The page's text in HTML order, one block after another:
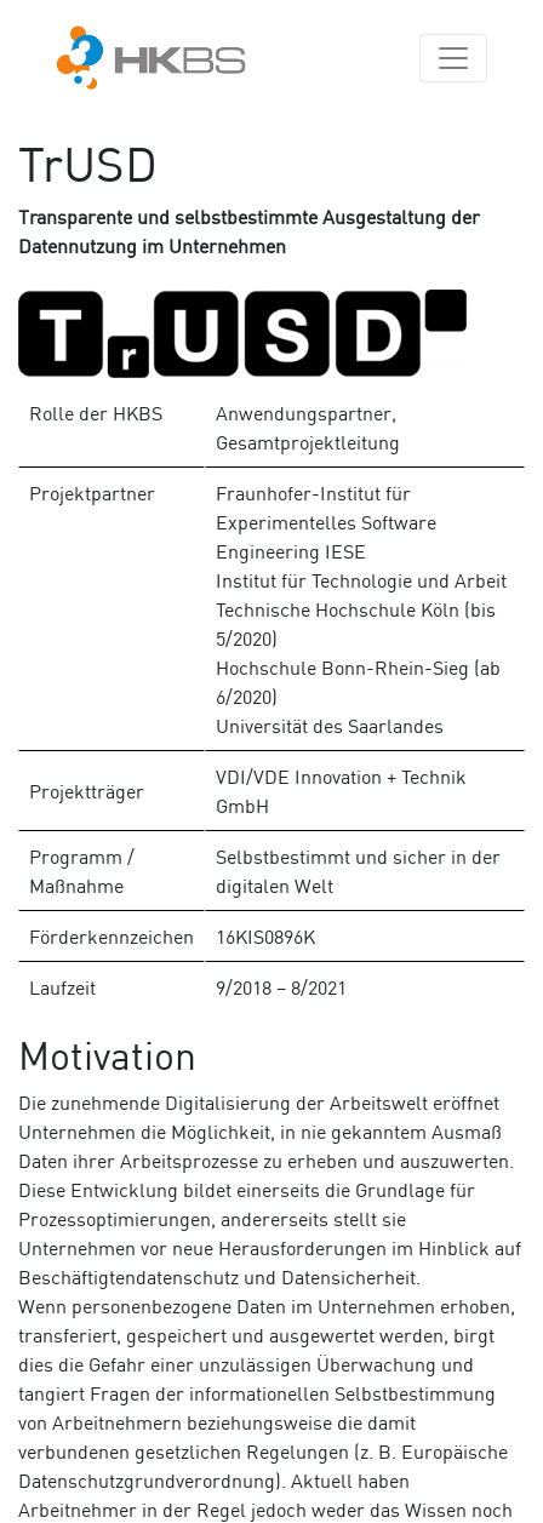
TrUSD
Transparente und selbstbestimmte Ausgestaltung der
Datennutzung im Unternehmen
Rolle der HKBS
Anwendungspartner,
Gesamtprojektleitung
Projektpartner
Fraunhofer-Institut für
Experimentelles Software
Engineering IESE
Institut für Technologie und Arbeit
Technische Hochschule Köln (bis
5/2020)
Hochschule Bonn-Rhein-Sieg (ab
6/2020)
Universität des Saarlandes
Projektträger
VDI/VDE Innovation + Technik
GmbH
Programm /
Maßnahme
Selbstbestimmt und sicher in der
digitalen Welt
Förderkennzeichen 16KIS0896K
Laufzeit 9/2018 – 8/2021
Motivation
Die zunehmende Digitalisierung der Arbeitswelt eröffnet
Unternehmen die Möglichkeit, in nie gekanntem Ausmaß
Daten ihrer Arbeitsprozesse zu erheben und auszuwerten.
Diese Entwicklung bildet einerseits die Grundlage für
Prozessoptimierungen, andererseits stellt sie
Unternehmen vor neue Herausforderungen im Hinblick auf
Beschäftigtendatenschutz und Datensicherheit.
Wenn personenbezogene Daten im Unternehmen erhoben,
transferiert, gespeichert und ausgewertet werden, birgt
dies die Gefahr einer unzulässigen Überwachung und
tangiert Fragen der informationellen Selbstbestimmung
von Arbeitnehmern beziehungsweise die damit
verbundenen gesetzlichen Regelungen (z. B. Europäische
Datenschutzgrundverordnung). Aktuell haben
Arbeitnehmer in der Regel jedoch weder das Wissen noch